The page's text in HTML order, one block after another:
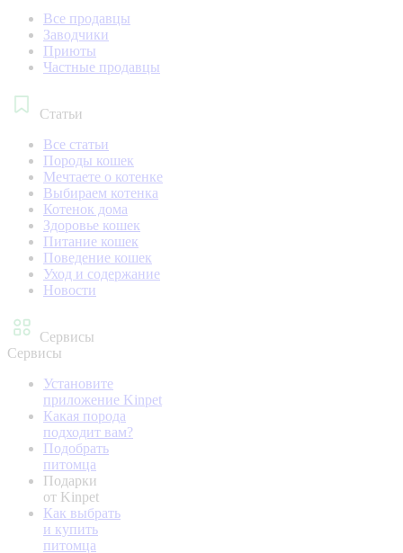
Все продавцы
Заводчики
Приюты
Частные продавцы
Статьи
Все статьи
Породы кошек
Мечтаете о котенке
Выбираем котенка
Котенок дома
Здоровье кошек
Питание кошек
Поведение кошек
Уход и содержание
Новости
Сервисы
Сервисы
Установите
приложение Kinpet
Какая порода
подходит вам?
Подобрать
питомца
Подарки
от Kinpet
Как выбрать
и купить
питомца